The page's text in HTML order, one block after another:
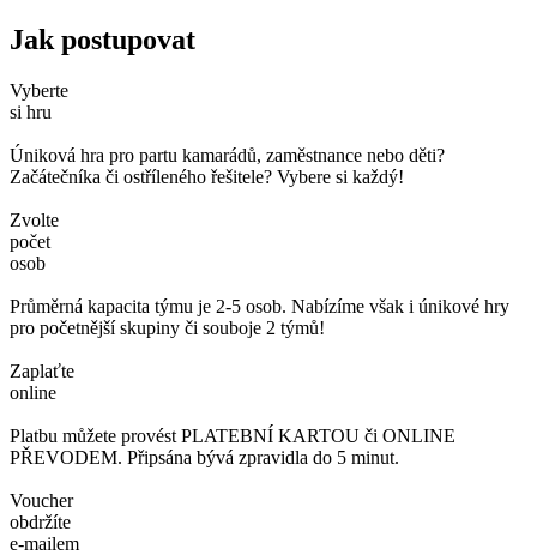
Jak postupovat
Vyberte
si hru
Úniková hra pro partu kamarádů, zaměstnance nebo děti?
Začátečníka či ostříleného řešitele? Vybere si každý!
Zvolte
počet
osob
Průměrná kapacita týmu je 2-5 osob. Nabízíme však i únikové hry
pro početnější skupiny či souboje 2 týmů!
Zaplaťte
online
Platbu můžete provést PLATEBNÍ KARTOU či ONLINE
PŘEVODEM. Připsána bývá zpravidla do 5 minut.
Voucher
obdržíte
e-mailem